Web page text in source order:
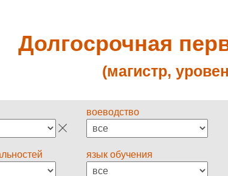
Долгосрочная
(магистр,
воеводство
язык обучения